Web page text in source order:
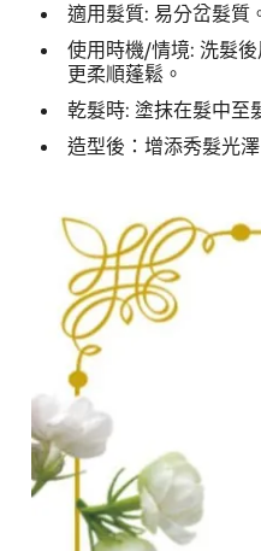
適用髮質: 易分岔髮質
使用時機/情境: 洗髮
更柔順蓬鬆。
乾髮時: 塗抹在髮中至
造型後：增添秀髮光